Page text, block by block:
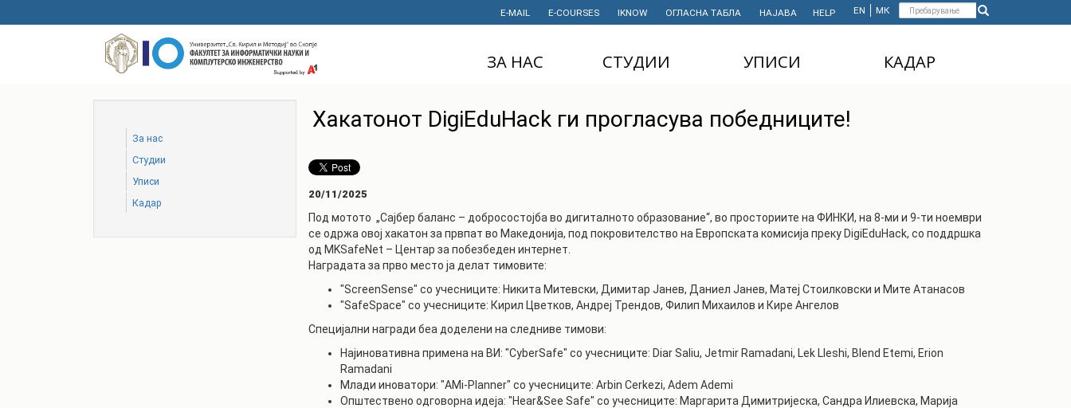
to
Форма
пребарување
Пребарување
EN МК
E-MAIL E-COURSES IKNOW ОГЛАСНА ТАБЛА НАЈАВА HELP
ЗА НАС
ИНСТИТУТИ
НАУЧНА
ДЕЈНОСТ
ИСТОРИЈАТ
ИЗБОР
ЛАБОРАТОРИИ
СТУДИИ
СТУДИИ
ПРОФЕСИОНАЛНИ
СЛУЖБА
СТУДЕНТСКИ
ОРГАНИЗАЦИИ
ЧАСОВИ
УПИСИ
СТУДИИ
MASTER'S STUDIES
FOR INTERNATIONAL
КАДАР
За нас
Студии
Уписи
Кадар
Хакатонот DigiEduHack ги прогласува победниците!
20/11/2025
Под мотото „Сајбер баланс – добросостојба во дигиталното образование“, во просториите на ФИНКИ, на 8-ми и 9-ти ноември
се одржа овој хакатон за првпат во Македонија, под покровителство на Европската комисија преку DigiEduHack, со поддршка
од MKSafeNet – Центар за побезбеден интернет.
Наградата за прво место ја делат тимовите:
"ScreenSense" со учесниците: Никита Митевски, Димитар Јанев, Даниел Јанев, Матеј Стоилковски и Мите Атанасов
"SafeSpace" со учесниците: Кирил Цветков, Андреј Трендов, Филип Михаилов и Кире Ангелов
Специјални награди беа доделени на следниве тимови:
Најиновативна примена на ВИ: "CyberSafe" со учесниците: Diar Saliu, Jetmir Ramadani, Lek Lleshi, Blend Etemi, Erion
Ramadani
Млади иноватори: "AMi-Planner" со учесниците: Arbin Cerkezi, Adem Ademi
Општествено одговорна идеја: "Hear&See Safe" со учесниците: Маргарита Димитријеска, Сандра Илиевска, Марија